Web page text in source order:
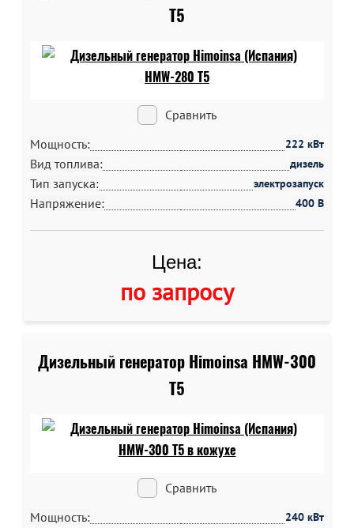
T5
Сравнить
Мощность:
222 кВт
Вид топлива: дизель
Тип запуска: электрозапуск
Напряжение: 400 В
Цена:
по запросу
Дизельный генератор Himoinsa HMW-300
T5
Сравнить
Мощность:
240 кВт